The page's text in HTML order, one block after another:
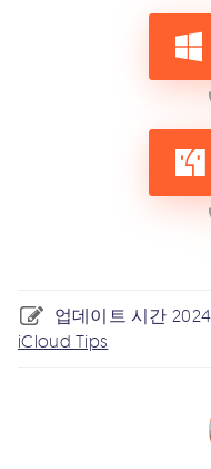
업데이트 시간
iCloud Tips